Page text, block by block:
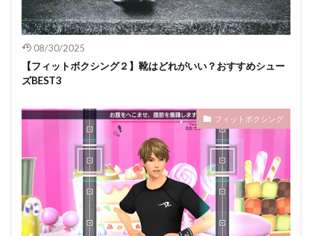
08/30/2025
【フィットボクシング２】靴はどれがいい？おすすめシュー
ズBEST3
フィットボクシング